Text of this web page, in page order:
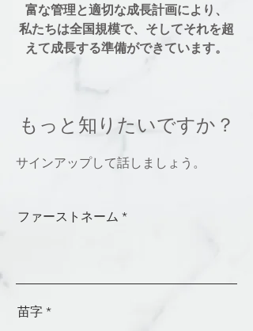
富な管理と適切な成長計画により、
私たちは全国規模で、そしてそれを超
えて成長する準備ができています。
もっと知りたいですか？
サインアップして話しましょう。
ファーストネーム
苗字